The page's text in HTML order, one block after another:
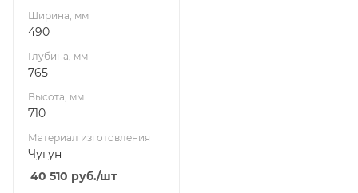
180
12
Ширина, мм
490
Глубина, мм
765
Высота, мм
710
Материал изготовления
Чугун
40 510 руб./шт